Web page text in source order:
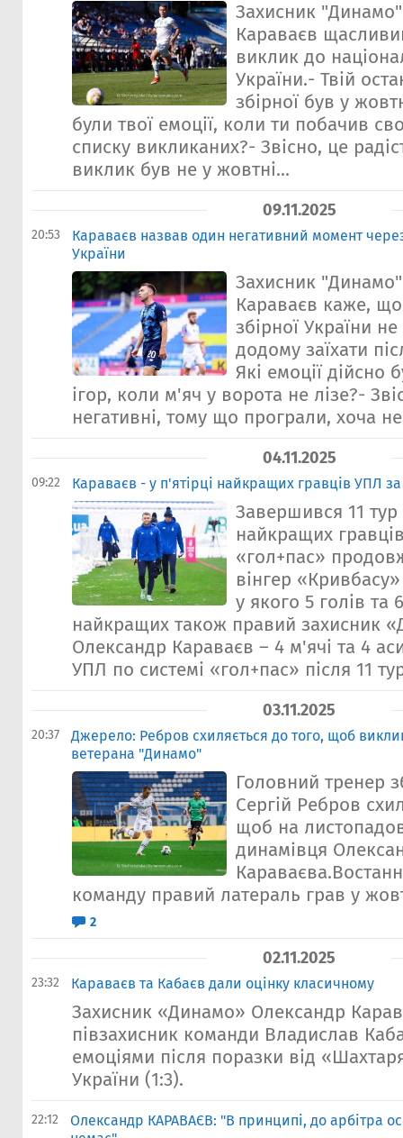
Захисник
Караваєв
виклик до
України.- Твій
збірної був у
були твої емоції, коли ти побачив
списку викликаних?- Звісно, це
виклик був не у жовтні...
09.11.2025
20:53
Караваєв назвав один негативний момент
України
Захисник
Караваєв каже,
збірної України
додому заїхати
Які емоції дійсно
ігор, коли м'яч у ворота не лізе?-
негативні, тому що програли, хоча
04.11.2025
09:22 Караваєв - у п'ятірці найкращих гравців УПЛ
Завершився 11
найкращих
«гол+пас»
вінгер
у якого 5 голів та
найкращих також правий захисник
Олександр Караваєв – 4 м'ячі та 4
УПЛ по системі «гол+пас» після 11
03.11.2025
20:37
Джерело: Ребров схиляється до того, щоб
ветерана "Динамо"
Головний тренер
Сергій Ребров
щоб на
динамiвця
команду правий латераль грав у
2
02.11.2025
23:32 Караваєв та Кабаєв дали оцінку класичному
Захисник «Динамо» Олександр
півзахисник команди Владислав
емоціями після поразки від
України (1:3).
22:12
Олександр КАРАВАЄВ: "В принципі, до арбітра